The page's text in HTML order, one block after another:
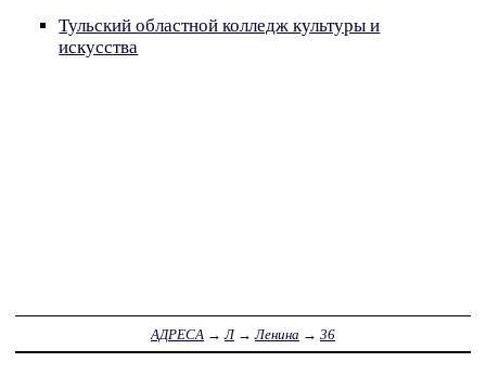
Тульский областной колледж культуры и
искусства
АДРЕСА →Л→Ленина → 36